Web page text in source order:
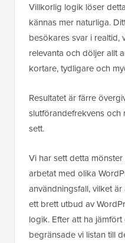
Villkorlig logik löser
kännas mer naturliga.
besökares svar i realtid,
relevanta och döljer allt
kortare, tydligare och
Resultatet är färre
slutförandefrekvens och
sett.
Vi har sett detta
arbetat med olika
användningsfall, vilket
ett brett utbud av
logik. Efter att ha
begränsade vi listan till